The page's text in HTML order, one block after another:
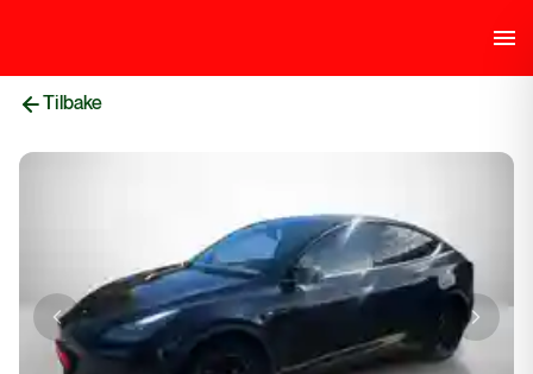
Tilbake
Previous slide Next